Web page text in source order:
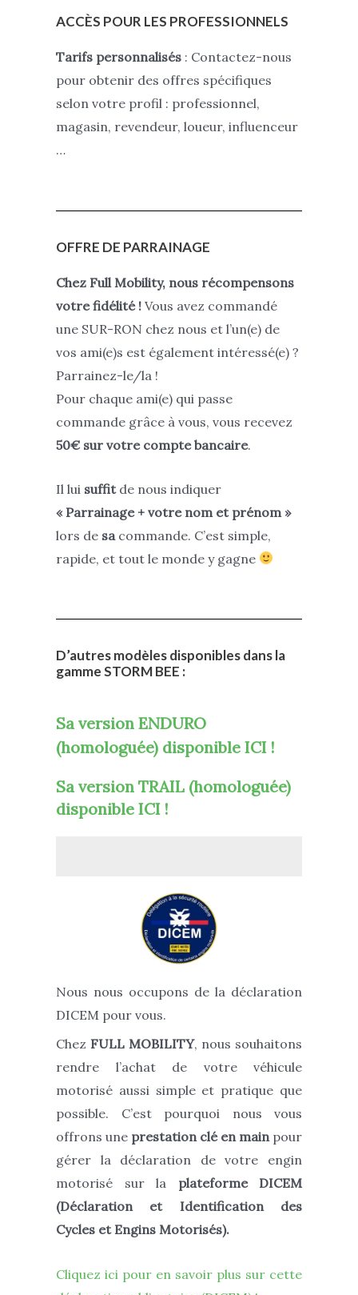
ACCÈS POUR LES PROFESSIONNELS
Tarifs personnalisés : Contactez-nous
pour obtenir des offres spécifiques
selon votre profil : professionnel,
magasin, revendeur, loueur, influenceur
…
OFFRE DE PARRAINAGE
Chez Full Mobility, nous récompensons
votre fidélité ! Vous avez commandé
une SUR-RON chez nous et l’un(e) de
vos ami(e)s est également intéressé(e) ?
Parrainez-le/la !
Pour chaque ami(e) qui passe
commande grâce à vous, vous recevez
50€ sur votre compte bancaire.
Il lui suffitde nous indiquer
« Parrainage + votre nom et prénom »
lors de sa commande. C’est simple,
rapide, et tout le monde y gagne
D’autres modèles disponibles dans la
gamme STORM BEE :
Sa version ENDURO
(homologuée) disponible ICI !
Sa version TRAIL (homologuée)
disponible ICI !
Nous nous occupons de la déclaration
DICEM pour vous.
Chez FULL MOBILITY, nous souhaitons
rendre l’achat de votre véhicule
motorisé aussi simple et pratique que
possible. C’est pourquoi nous vous
offrons une prestation clé en main pour
gérer la déclaration de votre engin
motorisé sur la plateforme DICEM
(Déclaration et Identification des
Cycles et Engins Motorisés).
Cliquez ici pour en savoir plus sur cette